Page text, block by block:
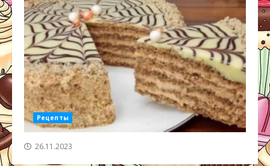
Рецепты
26.11.2023